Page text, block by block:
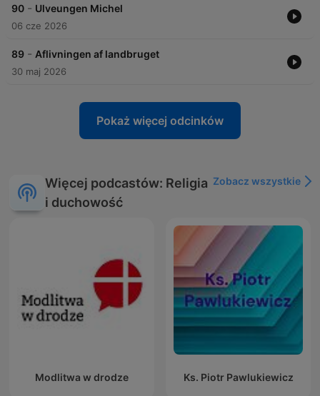
90 - Ulveungen Michel
06 cze 2026
89 - Aflivningen af landbruget
30 maj 2026
Pokaż więcej odcinków
Więcej podcastów: Religia
i duchowość
Zobacz wszystkie
Modlitwa w drodze Ks. Piotr Pawlukiewicz